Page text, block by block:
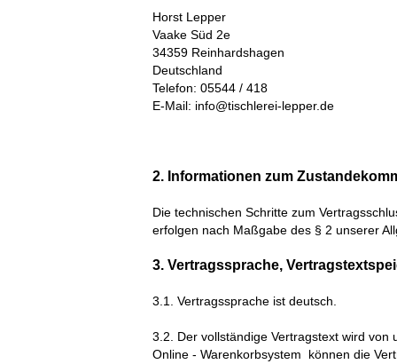
Horst Lepper
Vaake Süd 2e
34359 Reinhardshagen
Deutschland
Telefon: 05544 / 418
E-Mail: info@tischlerei-lepper.de
2. Informationen zum
Die technischen Schritte zum
erfolgen nach Maßgabe des § 2 unserer
3. Vertragssprache,
3.1. Vertragssprache ist deutsch.
3.2. Der vollständige Vertragstext wird
Online - Warenkorbsystem
können die